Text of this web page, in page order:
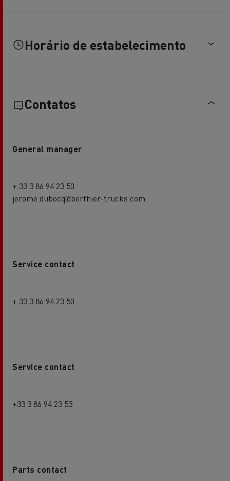
Horário de estabelecimento
Contatos
General manager
+ 33 3 86 94 23 50
jerome.dubocq@berthier-trucks.com
Service contact
+ 33 3 86 94 23 50
Service contact
+33 3 86 94 23 53
Parts contact